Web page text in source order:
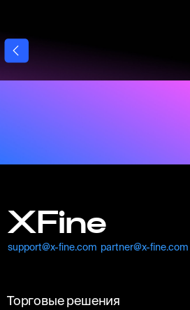
XFine
support@x-fine.com partner@x-fine.com
Торговые решения